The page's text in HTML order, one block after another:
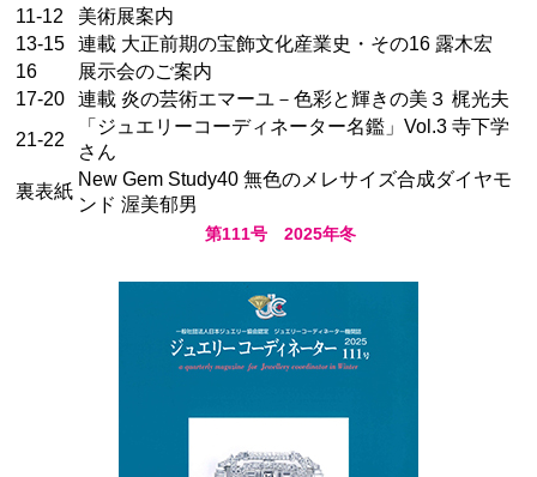
11-12
美術展案内
13-15
連載 大正前期の宝飾文化産業史・その16 露木宏
16
展示会のご案内
17-20
連載 炎の芸術エマーユ－色彩と輝きの美３ 梶光夫
21-22
「ジュエリーコーディネーター名鑑」Vol.3 寺下学
さん
裏表紙
New Gem Study40 無色のメレサイズ合成ダイヤモ
ンド 渥美郁男
第111号 2025年冬